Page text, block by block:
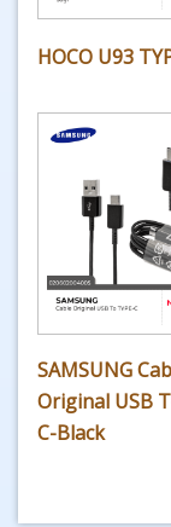
HOCO U93
SAMSUNG
Original USB
C-Black